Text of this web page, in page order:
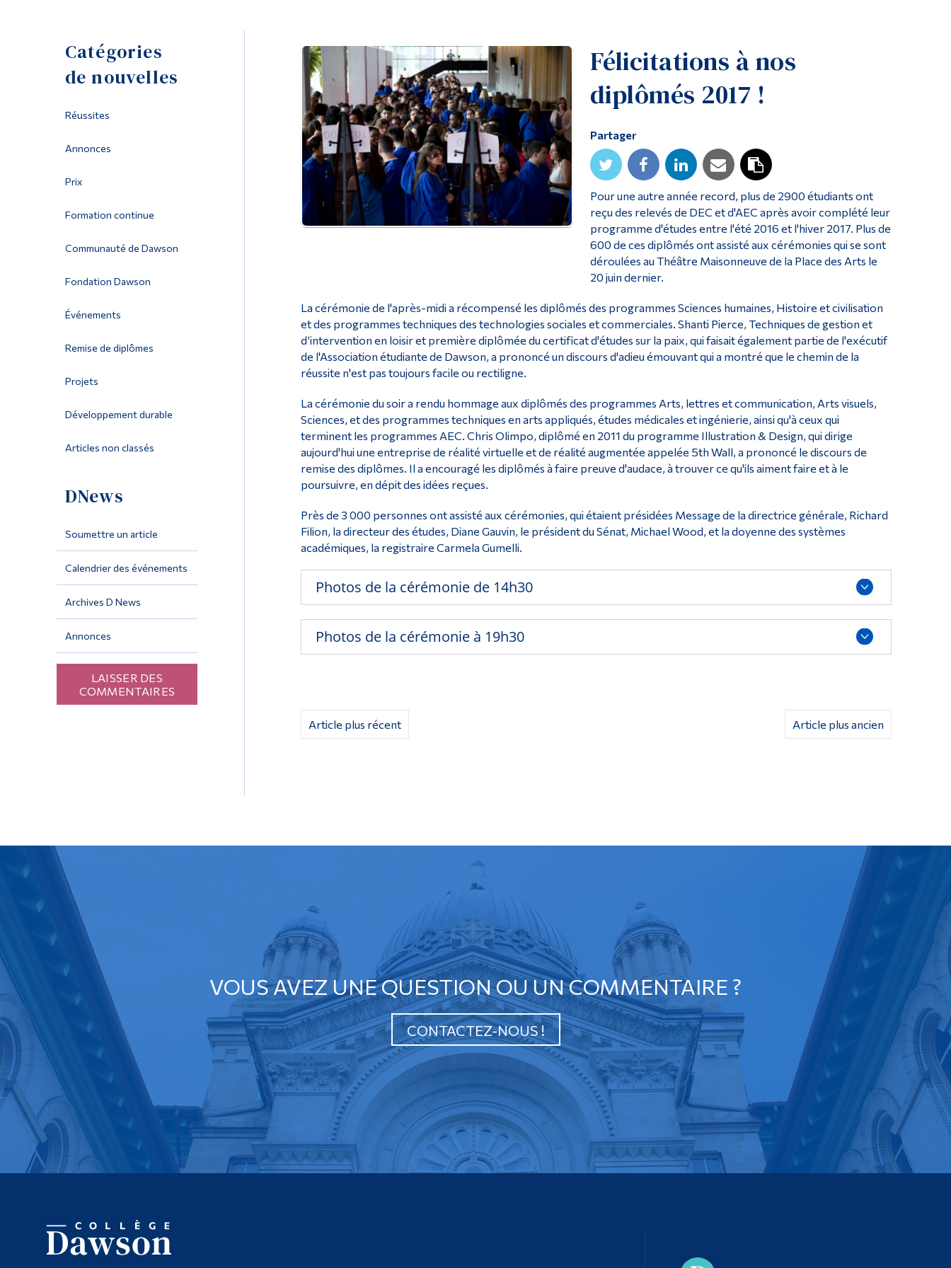
Catégories
de nouvelles
Réussites
Annonces
Prix
Formation continue
Communauté de Dawson
Fondation Dawson
Événements
Remise de diplômes
Projets
Développement durable
Articles non classés
DNews
Soumettre un article
Calendrier des événements
Archives D News
Annonces
LAISSER DES
COMMENTAIRES
Félicitations à nos
diplômés 2017 !
Partager
Pour une autre année record, plus de 2900 étudiants ont
reçu des relevés de DEC et d'AEC après avoir complété leur
programme d'études entre l'été 2016 et l'hiver 2017. Plus de
600 de ces diplômés ont assisté aux cérémonies qui se sont
déroulées au Théâtre Maisonneuve de la Place des Arts le
20 juin dernier.
La cérémonie de l'après-midi a récompensé les diplômés des programmes Sciences humaines, Histoire et civilisation
et des programmes techniques des technologies sociales et commerciales. Shanti Pierce, Techniques de gestion et
d’intervention en loisir et première diplômée du certificat d'études sur la paix, qui faisait également partie de l'exécutif
de l'Association étudiante de Dawson, a prononcé un discours d'adieu émouvant qui a montré que le chemin de la
réussite n'est pas toujours facile ou rectiligne.
La cérémonie du soir a rendu hommage aux diplômés des programmes Arts, lettres et communication, Arts visuels,
Sciences, et des programmes techniques en arts appliqués, études médicales et ingénierie, ainsi qu'à ceux qui
terminent les programmes AEC. Chris Olimpo, diplômé en 2011 du programme Illustration & Design, qui dirige
aujourd'hui une entreprise de réalité virtuelle et de réalité augmentée appelée 5th Wall, a prononcé le discours de
remise des diplômes. Il a encouragé les diplômés à faire preuve d'audace, à trouver ce qu'ils aiment faire et à le
poursuivre, en dépit des idées reçues.
Près de 3 000 personnes ont assisté aux cérémonies, qui étaient présidées Message de la directrice générale, Richard
Filion, la directeur des études, Diane Gauvin, le président du Sénat, Michael Wood, et la doyenne des systèmes
académiques, la registraire Carmela Gumelli.
Photos de la cérémonie de 14h30
Photos de la cérémonie à 19h30
Article plus ancien
Article plus récent
VOUS AVEZ UNE QUESTION OU UN COMMENTAIRE ?
CONTACTEZ-NOUS !
Menu principal
Programmes
Admissions
La vie à Dawson
Qui vous êtes
Futurs étudiants
Étudiants actuels
Corps enseignant et personnel administratif